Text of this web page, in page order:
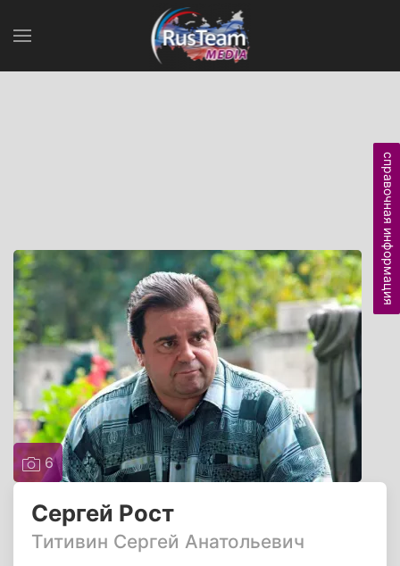
6
Сергей Рост
Титивин Сергей Анатольевич
справочная информация